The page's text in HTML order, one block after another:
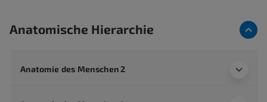
Anatomische Hierarchie
Anatomie des Menschen 2